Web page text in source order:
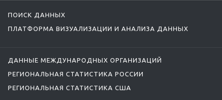
ПОИСК ДАННЫХ
ПЛАТФОРМА ВИЗУАЛИЗАЦИИ И АНАЛИЗА ДАННЫХ
ДАННЫЕ МЕЖДУНАРОДНЫХ ОРГАНИЗАЦИЙ
РЕГИОНАЛЬНАЯ СТАТИСТИКА РОССИИ
РЕГИОНАЛЬНАЯ СТАТИСТИКА США